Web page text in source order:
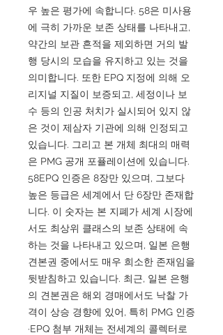
우 높은 평가에 속합니다. 58은 미사용
에 극히 가까운 보존 상태를 나타내고,
약간의 보관 흔적을 제외하면 거의 발
행 당시의 모습을 유지하고 있는 것을
의미합니다. 또한 EPQ 지정에 의해 오
리지널 지질이 보증되고, 세정이나 보
수 등의 인공 처치가 실시되어 있지 않
은 것이 제삼자 기관에 의해 인정되고
있습니다. 그리고 본 개체 최대의 매력
은 PMG 공개 포퓰레이션에 있습니다.
58EPQ 인증은 8장만 있으며, 그보다
높은 등급은 세계에서 단 6장만 존재합
니다. 이 숫자는 본 지폐가 세계 시장에
서도 최상위 클래스의 보존 상태에 속
하는 것을 나타내고 있으며, 일본 은행
견본권 중에서도 매우 희소한 존재임을
뒷받침하고 있습니다. 최근, 일본 은행
의 견본권은 해외 경매에서도 낙찰 가
격이 상승 경향에 있어, 특히 PMG 인증
·EPQ 첨부 개체는 전세계의 콜렉터로